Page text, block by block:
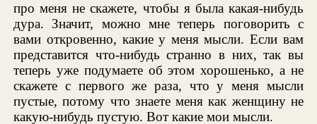
про меня не скажете, чтобы я была какая-нибудь
дура. Значит, можно мне теперь поговорить с
вами откровенно, какие у меня мысли. Если вам
представится что-нибудь странно в них, так вы
теперь уже подумаете об этом хорошенько, а не
скажете с первого же раза, что у меня мысли
пустые, потому что знаете меня как женщину не
какую-нибудь пустую. Вот какие мои мысли.